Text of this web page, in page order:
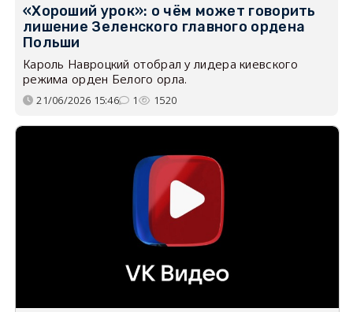
«Хороший урок»: о чём может говорить
лишение Зеленского главного ордена
Польши
Кароль Навроцкий отобрал у лидера киевского
режима орден Белого орла.
21/06/2026 15:46 1 1520